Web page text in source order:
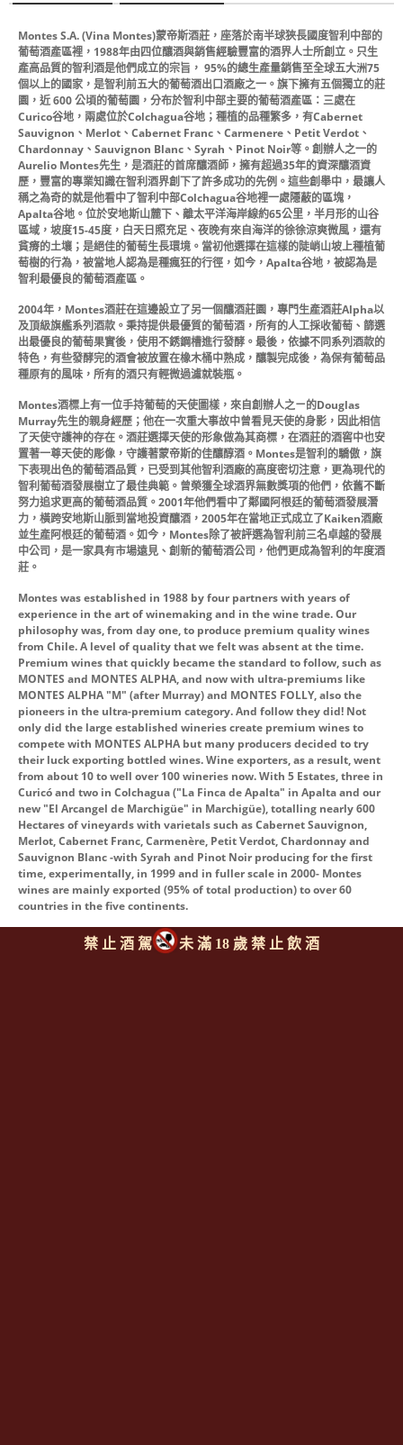
Montes S.A. (Vina Montes)蒙帝斯酒莊，座落於南半球狹長國度智利中部的
葡萄酒產區裡，1988年由四位釀酒與銷售經驗豐富的酒界人士所創立。只生
產高品質的智利酒是他們成立的宗旨， 95%的總生產量銷售至全球五大洲75
個以上的國家，是智利前五大的葡萄酒出口酒廠之一。旗下擁有五個獨立的莊
園，近 600 公頃的葡萄園，分布於智利中部主要的葡萄酒產區：三處在
Curico谷地，兩處位於Colchagua谷地；種植的品種繁多，有Cabernet
Sauvignon、Merlot、Cabernet Franc、Carmenere、Petit Verdot、
Chardonnay、Sauvignon Blanc、Syrah、Pinot Noir等。創辦人之一的
Aurelio Montes先生，是酒莊的首席釀酒師，擁有超過35年的資深釀酒資
歷，豐富的專業知識在智利酒界創下了許多成功的先例。這些創舉中，最讓人
稱之為奇的就是他看中了智利中部Colchagua谷地裡一處隱蔽的區塊，
Apalta谷地。位於安地斯山麓下、離太平洋海岸線約65公里，半月形的山谷
區域，坡度15-45度，白天日照充足、夜晚有來自海洋的徐徐涼爽微風，還有
貧瘠的土壤；是絕佳的葡萄生長環境。當初他選擇在這樣的陡峭山坡上種植葡
萄樹的行為，被當地人認為是種瘋狂的行徑，如今，Apalta谷地，被認為是
智利最優良的葡萄酒產區。
2004年，Montes酒莊在這邊設立了另一個釀酒莊園，專門生產酒莊Alpha以
及頂級旗艦系列酒款。秉持提供最優質的葡萄酒，所有的人工採收葡萄、篩選
出最優良的葡萄果實後，使用不銹鋼槽進行發酵。最後，依據不同系列酒款的
特色，有些發酵完的酒會被放置在橡木桶中熟成，釀製完成後，為保有葡萄品
種原有的風味，所有的酒只有輕微過濾就裝瓶。
Montes酒標上有一位手持葡萄的天使圖樣，來自創辦人之ㄧ的Douglas
Murray先生的親身經歷；他在一次重大事故中曾看見天使的身影，因此相信
了天使守護神的存在。酒莊選擇天使的形象做為其商標，在酒莊的酒窖中也安
置著一尊天使的彫像，守護著蒙帝斯的佳釀醇酒。Montes是智利的驕傲，旗
下表現出色的葡萄酒品質，已受到其他智利酒廠的高度密切注意，更為現代的
智利葡萄酒發展樹立了最佳典範。曾榮獲全球酒界無數獎項的他們，依舊不斷
努力追求更高的葡萄酒品質。2001年他們看中了鄰國阿根廷的葡萄酒發展潛
力，橫跨安地斯山脈到當地投資釀酒，2005年在當地正式成立了Kaiken酒廠
並生產阿根廷的葡萄酒。如今，Montes除了被評選為智利前三名卓越的發展
中公司，是一家具有市場遠見、創新的葡萄酒公司，他們更成為智利的年度酒
莊。
Montes was established in 1988 by four partners with years of
experience in the art of winemaking and in the wine trade. Our
philosophy was, from day one, to produce premium quality wines
from Chile. A level of quality that we felt was absent at the time.
Premium wines that quickly became the standard to follow, such as
MONTES and MONTES ALPHA, and now with ultra-premiums like
MONTES ALPHA "M" (after Murray) and MONTES FOLLY, also the
pioneers in the ultra-premium category. And follow they did! Not
only did the large established wineries create premium wines to
compete with MONTES ALPHA but many producers decided to try
their luck exporting bottled wines. Wine exporters, as a result, went
from about 10 to well over 100 wineries now. With 5 Estates, three in
Curicó and two in Colchagua ("La Finca de Apalta" in Apalta and our
new "El Arcangel de Marchigüe" in Marchigüe), totalling nearly 600
Hectares of vineyards with varietals such as Cabernet Sauvignon,
Merlot, Cabernet Franc, Carmenère, Petit Verdot, Chardonnay and
Sauvignon Blanc -with Syrah and Pinot Noir producing for the first
time, experimentally, in 1999 and in fuller scale in 2000- Montes
wines are mainly exported (95% of total production) to over 60
countries in the five continents.
禁 止 酒 駕 未 滿 18 歲 禁 止 飲 酒